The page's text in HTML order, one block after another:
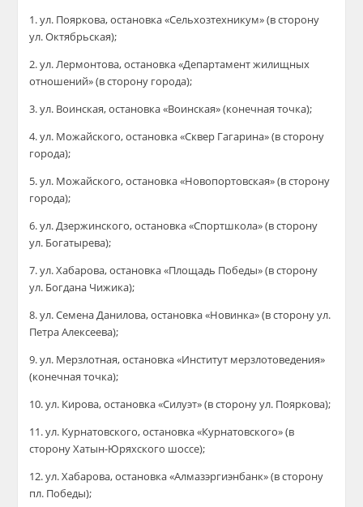
1. ул. Пояркова, остановка «Сельхозтехникум» (в сторону
ул. Октябрьская);
2. ул. Лермонтова, остановка «Департамент жилищных
отношений» (в сторону города);
3. ул. Воинская, остановка «Воинская» (конечная точка);
4. ул. Можайского, остановка «Сквер Гагарина» (в сторону
города);
5. ул. Можайского, остановка «Новопортовская» (в сторону
города);
6. ул. Дзержинского, остановка «Спортшкола» (в сторону
ул. Богатырева);
7. ул. Хабарова, остановка «Площадь Победы» (в сторону
ул. Богдана Чижика);
8. ул. Семена Данилова, остановка «Новинка» (в сторону ул.
Петра Алексеева);
9. ул. Мерзлотная, остановка «Институт мерзлотоведения»
(конечная точка);
10. ул. Кирова, остановка «Силуэт» (в сторону ул. Пояркова);
11. ул. Курнатовского, остановка «Курнатовского» (в
сторону Хатын-Юряхского шоссе);
12. ул. Хабарова, остановка «Алмазэргиэнбанк» (в сторону
пл. Победы);